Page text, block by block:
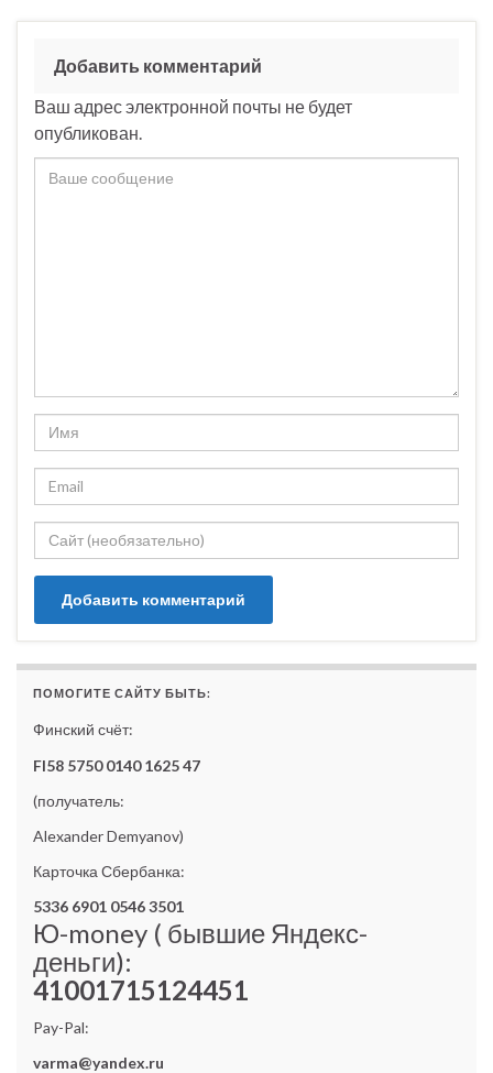
Добавить комментарий
Ваш адрес электронной почты не будет
опубликован.
ПОМОГИТЕ САЙТУ БЫТЬ:
Финский счёт:
FI58 5750 0140 1625 47
(получатель:
Alexander Demyanov)
Карточка Сбербанка:
5336 6901 0546 3501
Ю-money ( бывшие Яндекс-
деньги):
41001715124451
Pay-Pal:
varma@yandex.ru